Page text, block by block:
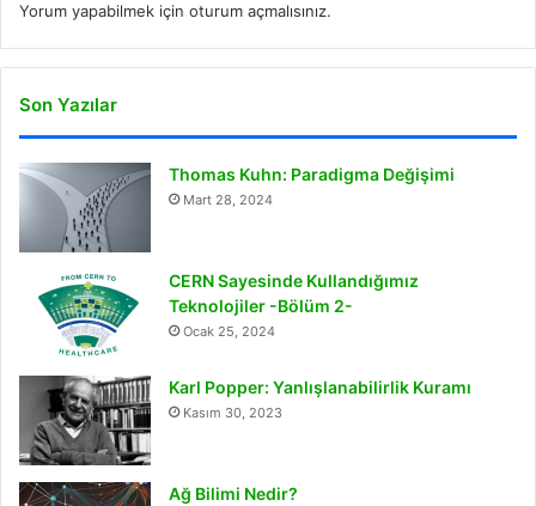
Yorum yapabilmek için oturum açmalısınız.
Son Yazılar
Thomas Kuhn: Paradigma Değişimi
Mart 28, 2024
CERN Sayesinde Kullandığımız
Teknolojiler -Bölüm 2-
Ocak 25, 2024
Karl Popper: Yanlışlanabilirlik Kuramı
Kasım 30, 2023
Ağ Bilimi Nedir?